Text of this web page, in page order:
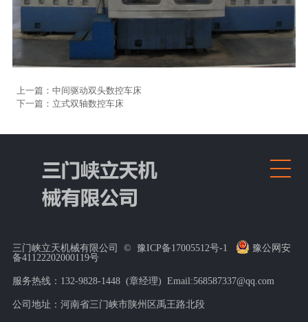
上一篇：中间驱动双头数控车床
下一篇：立式双轴数控车床
三门峡立天机械有限公司 © 豫ICP备17005512号-1
豫公网安
备41122202000119号
服务热线：132-9828-1448 (章经理) Email:568587337@qq.com
公司地址：河南省三门峡市陕州区禹王路北段